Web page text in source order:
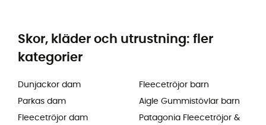
Skor, kläder och utrustning: fler
kategorier
Dunjackor dam
Parkas dam
Fleecetröjor dam
Fleecetröjor barn
Aigle Gummistövlar barn
Patagonia Fleecetröjor &